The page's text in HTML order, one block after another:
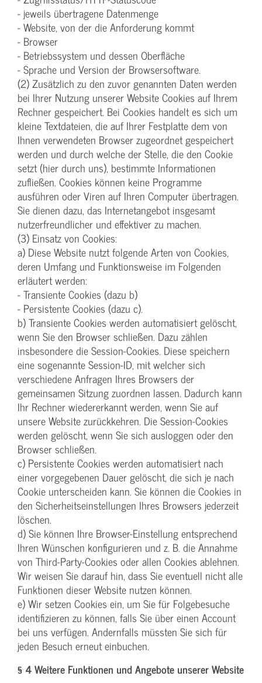
- jeweils übertragene Datenmenge
- Website, von der die Anforderung kommt
- Browser
- Betriebssystem und dessen Oberfläche
- Sprache und Version der Browsersoftware.
(2) Zusätzlich zu den zuvor genannten Daten werden
bei Ihrer Nutzung unserer Website Cookies auf Ihrem
Rechner gespeichert. Bei Cookies handelt es sich um
kleine Textdateien, die auf Ihrer Festplatte dem von
Ihnen verwendeten Browser zugeordnet gespeichert
werden und durch welche der Stelle, die den Cookie
setzt (hier durch uns), bestimmte Informationen
zufließen. Cookies können keine Programme
ausführen oder Viren auf Ihren Computer übertragen.
Sie dienen dazu, das Internetangebot insgesamt
nutzerfreundlicher und effektiver zu machen.
(3) Einsatz von Cookies:
a) Diese Website nutzt folgende Arten von Cookies,
deren Umfang und Funktionsweise im Folgenden
erläutert werden:
- Transiente Cookies (dazu b)
- Persistente Cookies (dazu c).
b) Transiente Cookies werden automatisiert gelöscht,
wenn Sie den Browser schließen. Dazu zählen
insbesondere die Session-Cookies. Diese speichern
eine sogenannte Session-ID, mit welcher sich
verschiedene Anfragen Ihres Browsers der
gemeinsamen Sitzung zuordnen lassen. Dadurch kann
Ihr Rechner wiedererkannt werden, wenn Sie auf
unsere Website zurückkehren. Die Session-Cookies
werden gelöscht, wenn Sie sich ausloggen oder den
Browser schließen.
c) Persistente Cookies werden automatisiert nach
einer vorgegebenen Dauer gelöscht, die sich je nach
Cookie unterscheiden kann. Sie können die Cookies in
den Sicherheitseinstellungen Ihres Browsers jederzeit
löschen.
d) Sie können Ihre Browser-Einstellung entsprechend
Ihren Wünschen konfigurieren und z. B. die Annahme
von Third-Party-Cookies oder allen Cookies ablehnen.
Wir weisen Sie darauf hin, dass Sie eventuell nicht alle
Funktionen dieser Website nutzen können.
e) Wir setzen Cookies ein, um Sie für Folgebesuche
identifizieren zu können, falls Sie über einen Account
bei uns verfügen. Andernfalls müssten Sie sich für
jeden Besuch erneut einbuchen.
§ 4 Weitere Funktionen und Angebote unserer Website